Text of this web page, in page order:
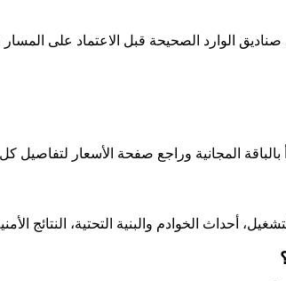
الوارد الصحيحة قبل الاعتماد على المسار
الخوادم والبنية التحتية، النتائج